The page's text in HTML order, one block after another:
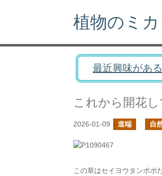
植物のミカ
最近興味があ
これから開花し
2026-01-09 道端 自
この草はセイヨウタンポポ